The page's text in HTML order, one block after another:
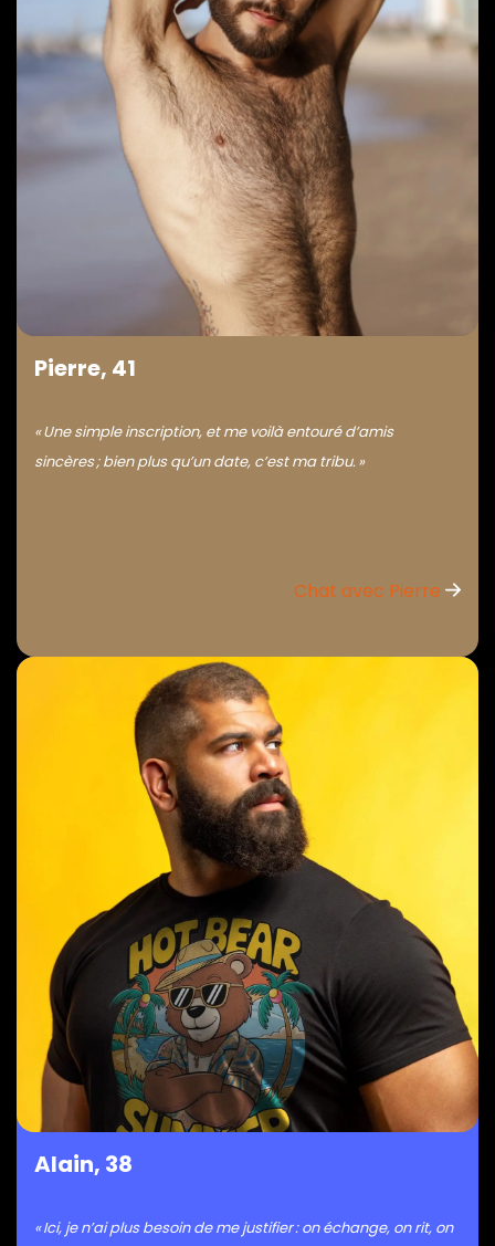
Pierre, 41
« Une simple inscription, et me voilà entouré d’amis
sincères ; bien plus qu’un date, c’est ma tribu. »
Chat avec Pierre
Alain, 38
« Ici, je n’ai plus besoin de me justifier : on échange, on rit, on